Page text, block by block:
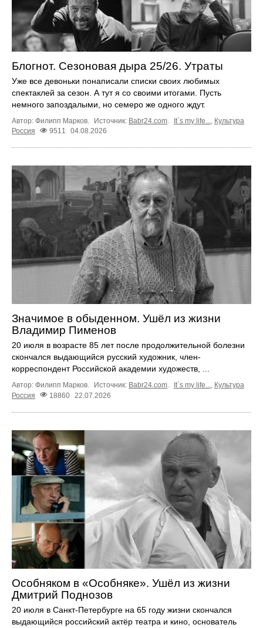
Блогнот. Сезоновая дыра 25/26. Утраты
Уже все девоньки понаписали списки своих любимых
спектаклей за сезон. А тут я со своими итогами. Пусть
немного запоздалыми, но семеро же одного ждут.
Автор: Филипп Марков. Источник: Babr24.com It`s my life...
Культура
Россия
9511 04.08.2026
Значимое в обыденном. Ушёл из жизни
Владимир Пименов
20 июля в возрасте 85 лет после продолжительной болезни
скончался выдающийся русский художник, член-
корреспондент Российской академии художеств, ...
Автор: Филипп Марков. Источник: Babr24.com. It`s my life..., Культура
Россия
18860 22.07.2026
Особняком в «Особняке». Ушёл из жизни
Дмитрий Поднозов
20 июля в Санкт-Петербурге на 65 году жизни скончался
выдающийся российский актёр театра и кино, основатель